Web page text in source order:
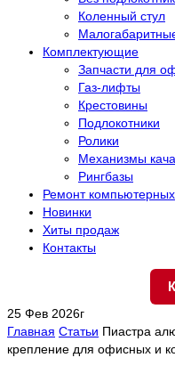
Коленный стул
Комплектующие
Запчасти для
Газ-лифты
Крестовины
Подлокотники
Ролики
Механизмы
Рингбазы
Ремонт
Новинки
Хиты продаж
Контакты
25 Фев 2026г
Главная Статьи Пиастра
крепление для офисных и